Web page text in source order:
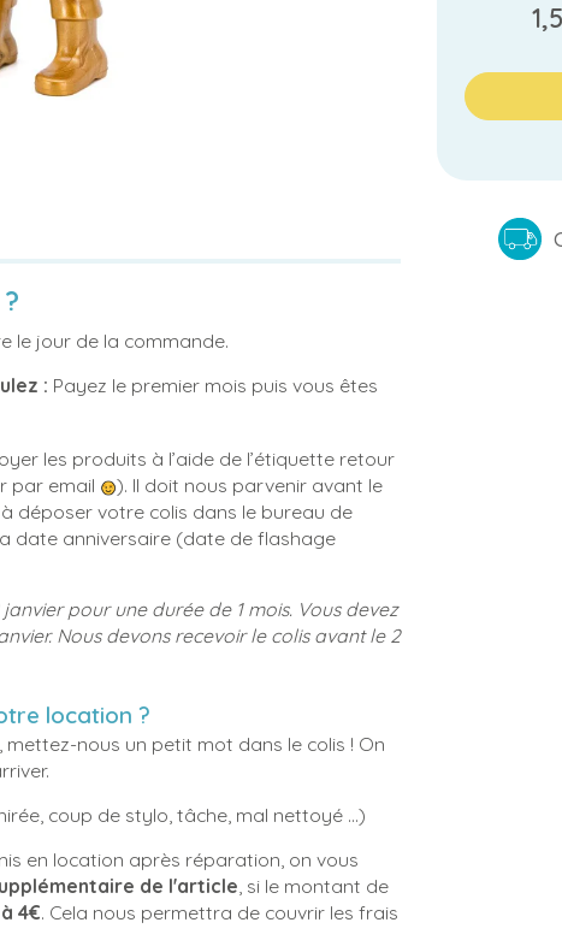
le jour de la commande.
: Payez le premier mois puis vous êtes
les produits à l’aide de l’étiquette retour
par email
). Il doit nous parvenir avant le
déposer votre colis dans le bureau de
date anniversaire (date de flashage
pour une durée de 1 mois. Vous devez
Nous devons recevoir le colis avant le 2
location ?
nous un petit mot dans le colis ! On
coup de stylo, tâche, mal nettoyé ...)
en location après réparation, on vous
de l'article , si le montant de
4€. Cela nous permettra de couvrir les frais